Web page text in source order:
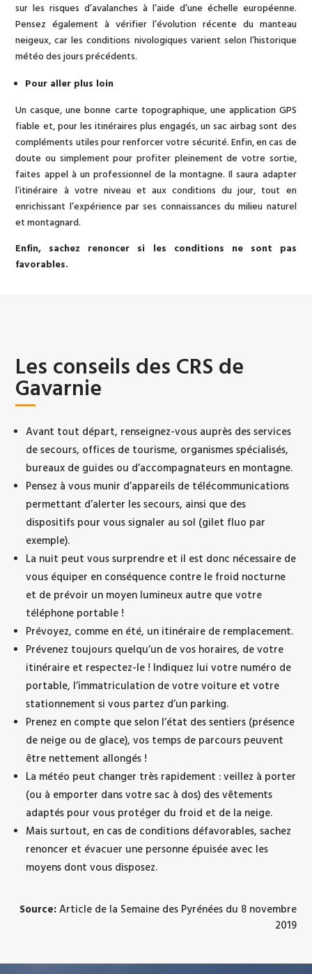
sur les risques d’avalanches à l’aide d’une échelle européenne.
Pensez également à vérifier l’évolution récente du manteau
neigeux, car les conditions nivologiques varient selon l’historique
météo des jours précédents.
Pour aller plus loin
Un casque, une bonne carte topographique, une application GPS
fiable et, pour les itinéraires plus engagés, un sac airbag sont des
compléments utiles pour renforcer votre sécurité. Enfin, en cas de
doute ou simplement pour profiter pleinement de votre sortie,
faites appel à un professionnel de la montagne. Il saura adapter
l’itinéraire à votre niveau et aux conditions du jour, tout en
enrichissant l’expérience par ses connaissances du milieu naturel
et montagnard.
Enfin, sachez renoncer si les conditions ne sont pas
favorables.
Les conseils des CRS de
Gavarnie
Avant tout départ, renseignez-vous auprès des services
de secours, offices de tourisme, organismes spécialisés,
bureaux de guides ou d’accompagnateurs en montagne.
Pensez à vous munir d’appareils de télécommunications
permettant d’alerter les secours, ainsi que des
dispositifs pour vous signaler au sol (gilet fluo par
exemple).
La nuit peut vous surprendre et il est donc nécessaire de
vous équiper en conséquence contre le froid nocturne
et de prévoir un moyen lumineux autre que votre
téléphone portable !
Prévoyez, comme en été, un itinéraire de remplacement.
Prévenez toujours quelqu’un de vos horaires, de votre
itinéraire et respectez-le ! Indiquez lui votre numéro de
portable, l’immatriculation de votre voiture et votre
stationnement si vous partez d’un parking.
Prenez en compte que selon l’état des sentiers (présence
de neige ou de glace), vos temps de parcours peuvent
être nettement allongés !
La météo peut changer très rapidement : veillez à porter
(ou à emporter dans votre sac à dos) des vêtements
adaptés pour vous protéger du froid et de la neige.
Mais surtout, en cas de conditions défavorables, sachez
renoncer et évacuer une personne épuisée avec les
moyens dont vous disposez.
Source:Article de la Semaine des Pyrénées du 8 novembre
2019